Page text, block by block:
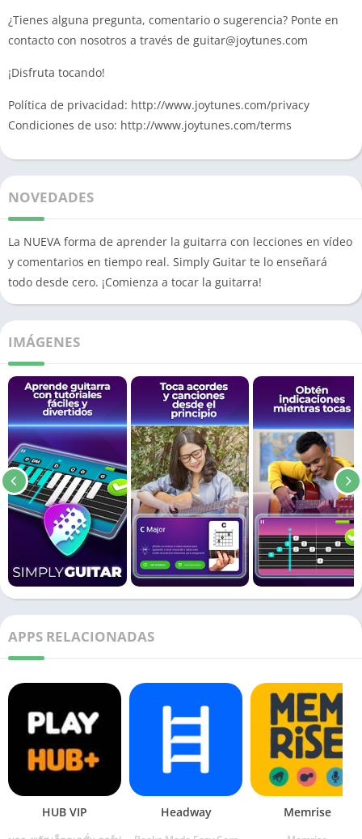
¿Tienes alguna pregunta, comentario o sugerencia? Ponte en
contacto con nosotros a través de guitar@joytunes.com
¡Disfruta tocando!
Política de privacidad: http://www.joytunes.com/privacy
Condiciones de uso: http://www.joytunes.com/terms
NOVEDADES
La NUEVA forma de aprender la guitarra con lecciones en vídeo
y comentarios en tiempo real. Simply Guitar te lo enseñará
todo desde cero. ¡Comienza a tocar la guitarra!
IMÁGENES
APPS RELACIONADAS
HUB VIP Headway Memrise